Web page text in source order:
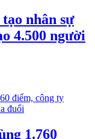
nhân sự
4.500 người
1.760